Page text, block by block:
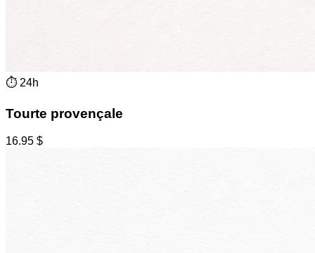
⏱ 24h
Tourte provençale
16.95 $